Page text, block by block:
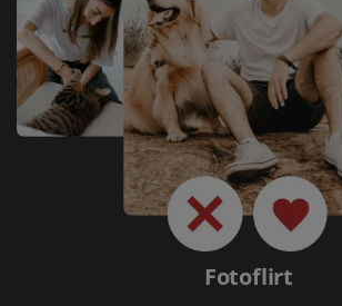
Fotoflirt